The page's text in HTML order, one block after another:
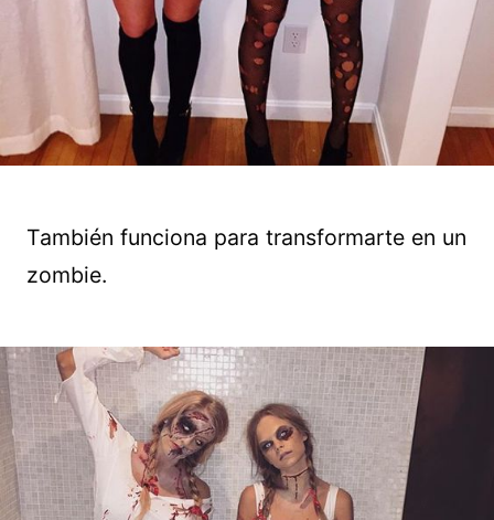
También funciona para transformarte en un
zombie.